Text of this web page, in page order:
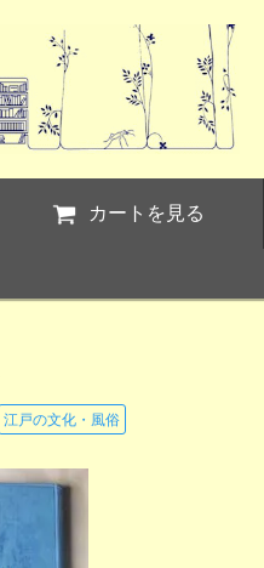
カートを見る
江戸の文化・風俗